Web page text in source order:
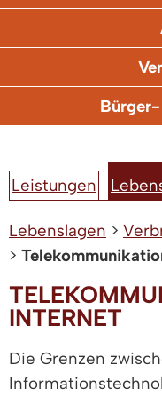
Leistungen
Lebenslagen >
>
INTERNET
Die Grenzen